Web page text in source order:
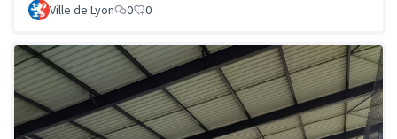
Ville de Lyon
0 0